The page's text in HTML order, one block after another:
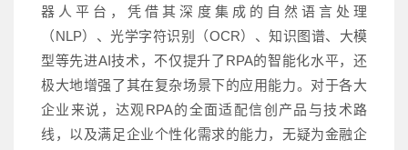
器人平台，凭借其深度集成的自然语言处理
（NLP）、光学字符识别（OCR）、知识图谱、大模
型等先进AI技术，不仅提升了RPA的智能化水平，还
极大地增强了其在复杂场景下的应用能力。对于各大
企业来说，达观RPA的全面适配信创产品与技术路
线，以及满足企业个性化需求的能力，无疑为金融企